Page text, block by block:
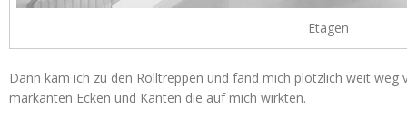
Etagen
Dann kam ich zu den Rolltreppen und fand mich plötzlich weit weg
markanten Ecken und Kanten die auf mich wirkten.